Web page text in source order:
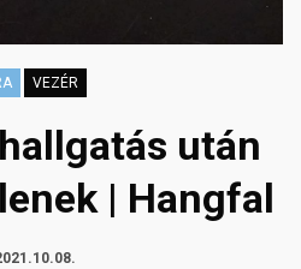
VEZÉR
után
| Hangfal